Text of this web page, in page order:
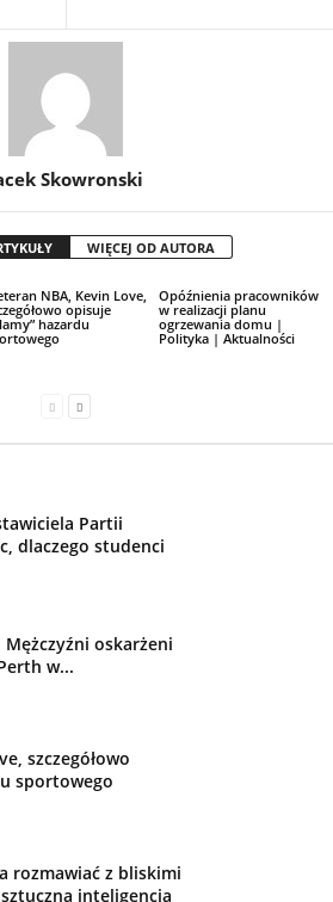
Skowronski
WIĘCEJ OD AUTORA
NBA, Kevin Love,
opisuje
hazardu
Opóźnienia pracowników
w realizacji planu
ogrzewania domu |
Polityka | Aktualności
Partii
dlaczego studenci
oskarżeni
w...
szczegółowo
sportowego
rozmawiać z bliskimi
inteligencja